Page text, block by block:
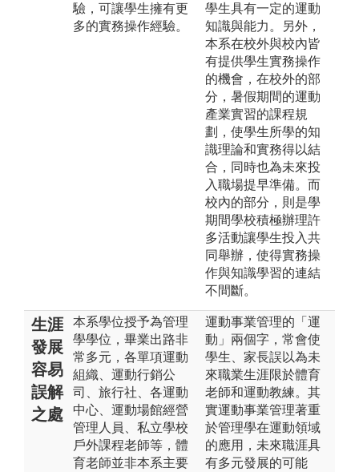
驗，可讓學生擁有更
多的實務操作經驗。
學生具有一定的運動
知識與能力。另外，
本系在校外與校內皆
有提供學生實務操作
的機會，在校外的部
分，暑假期間的運動
產業實習的課程規
劃，使學生所學的知
識理論和實務得以結
合，同時也為未來投
入職場提早準備。而
校內的部分，則是學
期間學校積極辦理許
多活動讓學生投入共
同舉辦，使得實務操
作與知識學習的連結
不間斷。
生涯
發展
容易
誤解
之處
本系學位授予為管理
學學位，畢業出路非
常多元，各單項運動
組織、運動行銷公
司、旅行社、各運動
中心、運動場館經營
管理人員、私立學校
戶外課程老師等，體
育老師並非本系主要
運動事業管理的「運
動」兩個字，常會使
學生、家長誤以為未
來職業生涯限於體育
老師和運動教練。其
實運動事業管理著重
於管理學在運動領域
的應用，未來職涯具
有多元發展的可能